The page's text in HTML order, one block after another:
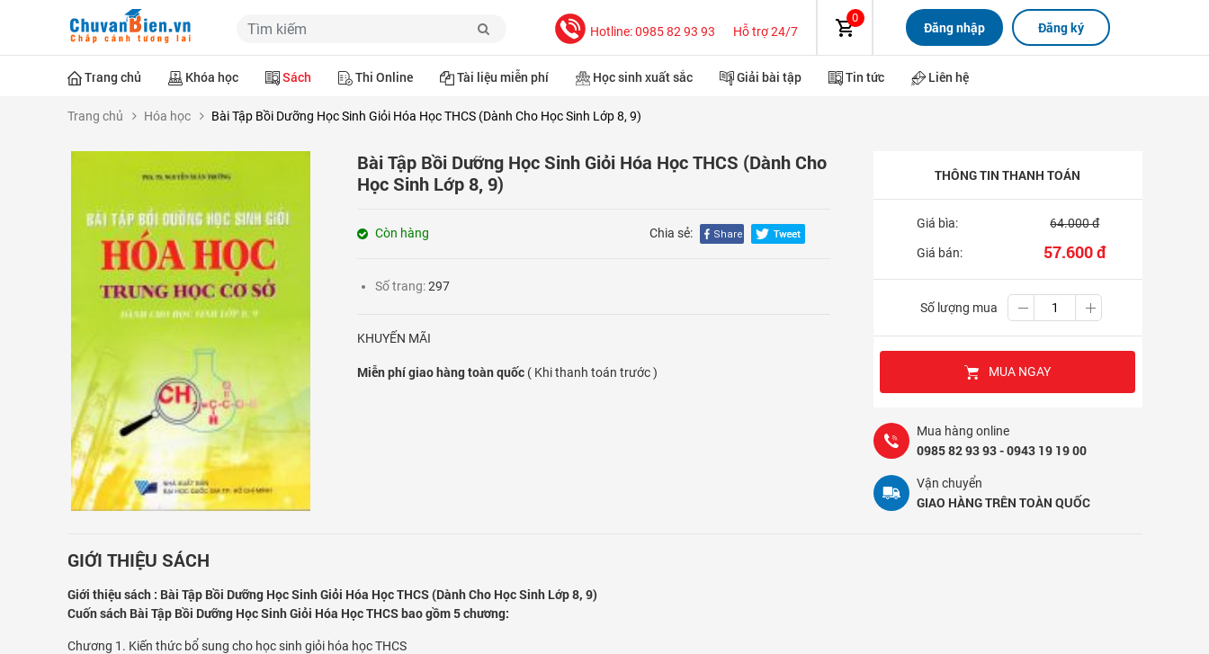
Hotline: 0985 82 93 93 Hỗ trợ 24/7
0
Đăng ký
Đăng nhập
Trang chủ Khóa học Sách Thi Online Tài liệu miễn phí Học sinh xuất sắc Giải bài tập Tin tức Liên hệ
Trang chủ Hóa học Bài Tập Bồi Dưỡng Học Sinh Giỏi Hóa Học THCS (Dành Cho Học Sinh Lớp 8, 9)
Bài Tập Bồi Dưỡng Học Sinh Giỏi Hóa Học THCS (Dành Cho
Học Sinh Lớp 8, 9)
Còn hàng Chia sẻ:
Số trang:297
KHUYẾN MÃI
Miễn phí giao hàng toàn quốc ( Khi thanh toán trước )
THÔNG TIN THANH TOÁN
Giá bìa:
Giá bán:
64.000 đ
57.600 đ
Số lượng mua
MUA NGAY
Mua hàng online
0985 82 93 93 - 0943 19 19 00
Vận chuyển
GIAO HÀNG TRÊN TOÀN QUỐC
GIỚI THIỆU SÁCH
Giới thiệu sách : Bài Tập Bồi Dưỡng Học Sinh Giỏi Hóa Học THCS (Dành Cho Học Sinh Lớp 8, 9)
Cuốn sách Bài Tập Bồi Dưỡng Học Sinh Giỏi Hóa Học THCS bao gồm 5 chương:
Chương 1. Kiến thức bổ sung cho học sinh giỏi hóa học THCS